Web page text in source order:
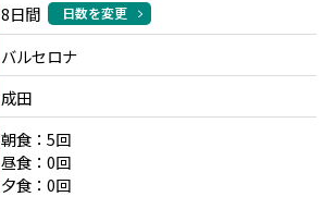
8日間 日数を変更
バルセロナ
成田
朝食：5回
昼食：0回
夕食：0回